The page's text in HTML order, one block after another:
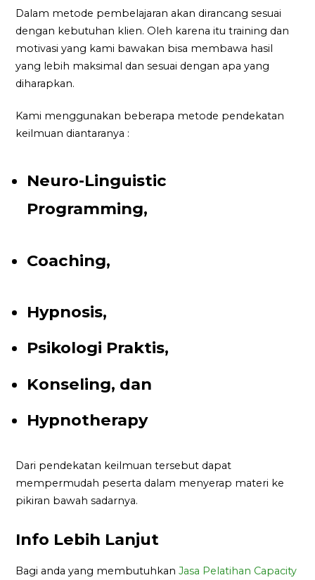
Dalam metode pembelajaran akan dirancang sesuai
dengan kebutuhan klien. Oleh karena itu training dan
motivasi yang kami bawakan bisa membawa hasil
yang lebih maksimal dan sesuai dengan apa yang
diharapkan.
Kami menggunakan beberapa metode pendekatan
keilmuan diantaranya :
Neuro-Linguistic
Programming,
Coaching,
Hypnosis,
Psikologi Praktis,
Konseling, dan
Hypnotherapy
Dari pendekatan keilmuan tersebut dapat
mempermudah peserta dalam menyerap materi ke
pikiran bawah sadarnya.
Info Lebih Lanjut
Bagi anda yang membutuhkanJasa Pelatihan Capacity